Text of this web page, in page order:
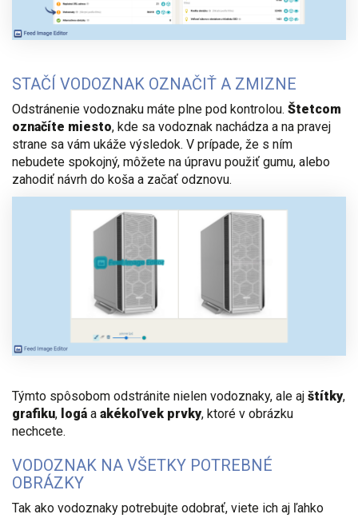
STAČÍ VODOZNAK OZNAČIŤ A ZMIZNE
Odstránenie vodoznaku máte plne pod kontrolou. Štetcom
označíte miesto, kde sa vodoznak nachádza a na pravej
strane sa vám ukáže výsledok. V prípade, že s ním
nebudete spokojný, môžete na úpravu použiť gumu, alebo
zahodiť návrh do koša a začať odznovu.
Týmto spôsobom odstránite nielen vodoznaky, ale aj štítky,
grafiku, logá a akékoľvek prvky, ktoré v obrázku
nechcete.
VODOZNAK NA VŠETKY POTREBNÉ
OBRÁZKY
Tak ako vodoznaky potrebujte odobrať, viete ich aj ľahko